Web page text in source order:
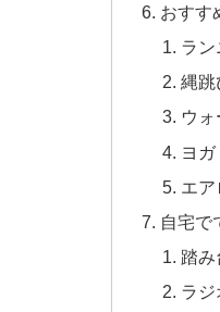
おすす
ラン
縄跳
ウ
ヨガ
エア
自宅で
踏み
ラジ